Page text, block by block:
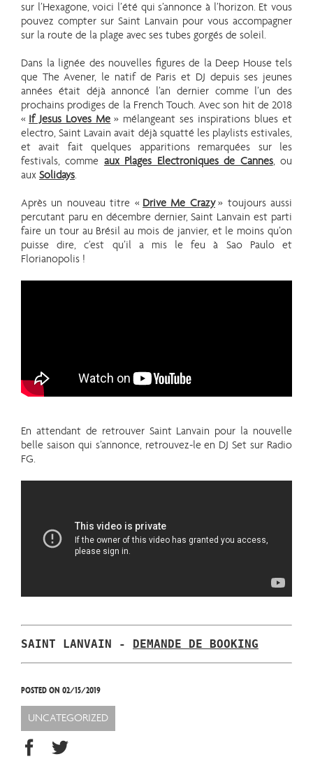
sur l’Hexagone, voici l’été qui s’annonce à l’horizon. Et vous
pouvez compter sur Saint Lanvain pour vous accompagner
sur la route de la plage avec ses tubes gorgés de soleil.
Dans la lignée des nouvelles figures de la Deep House tels
que The Avener, le natif de Paris et DJ depuis ses jeunes
années était déjà annoncé l’an dernier comme l’un des
prochains prodiges de la French Touch. Avec son hit de 2018
« If Jesus Loves Me » mélangeant ses inspirations blues et
electro, Saint Lavain avait déjà squatté les playlists estivales,
et avait fait quelques apparitions remarquées sur les
festivals, comme aux Plages Electroniques de Cannes, ou
aux Solidays.
Après un nouveau titre « Drive Me Crazy» toujours aussi
percutant paru en décembre dernier, Saint Lanvain est parti
faire un tour au Brésil au mois de janvier, et le moins qu’on
puisse dire, c’est qu’il a mis le feu à Sao Paulo et
Florianopolis !
En attendant de retrouver Saint Lanvain pour la nouvelle
belle saison qui s’annonce, retrouvez-le en DJ Set sur Radio
FG.
SAINT LANVAIN -
POSTED ON 02/15/2019
UNCATEGORIZED